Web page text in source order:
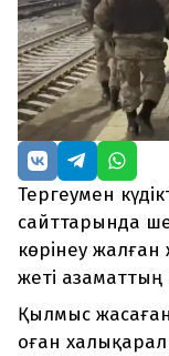
Тергеумен
сайттарында
көрiнеу
жеті
Қылмыс
оған